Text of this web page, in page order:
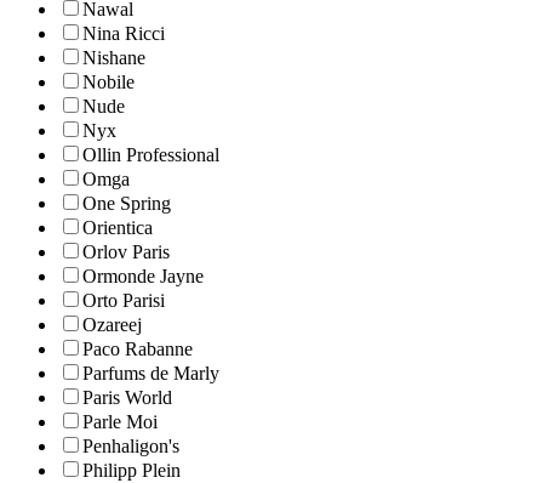
Nawal
Nina Ricci
Nishane
Nobile
Nude
Nyx
Ollin Professional
Omga
One Spring
Orientica
Orlov Paris
Ormonde Jayne
Orto Parisi
Ozareej
Paco Rabanne
Parfums de Marly
Paris World
Parle Moi
Penhaligon's
Philipp Plein